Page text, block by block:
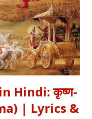
Hindi: कृष्ण-
| Lyrics &